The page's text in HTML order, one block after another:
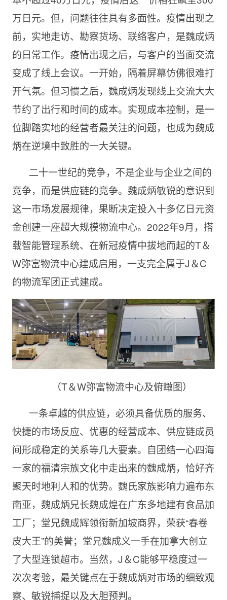
万日元。但，问题往往具有多面性。疫情出现之
前，实地走访、勘察货场、联络客户，是魏成炳
的日常工作。疫情出现之后，与客户的当面交流
变成了线上会议。一开始，隔着屏幕仿佛很难打
开气氛。但习惯之后，魏成炳发现线上交流大大
节约了出行和时间的成本。实现成本控制，是一
位脚踏实地的经营者最关注的问题，也成为魏成
炳在逆境中致胜的一大关键。
二十一世纪的竞争，不是企业与企业之间的
竞争，而是供应链的竞争。魏成炳敏锐的意识到
这一市场发展规律，果断决定投入十多亿日元资
金创建一座超大规模物流中心。2022年9月，搭
载智能管理系统、在新冠疫情中拔地而起的T＆
W弥富物流中心建成启用，一支完全属于J＆C
的物流军团正式建成。
（T＆W弥富物流中心及俯瞰图）
一条卓越的供应链，必须具备优质的服务、
快捷的市场反应、优惠的经营成本、供应链成员
间形成稳定的关系等几大要素。自团结一心四海
一家的福清宗族文化中走出来的魏成炳，恰好齐
聚天时地利人和的优势。魏氏家族影响力遍布东
南亚，魏成炳兄长魏成煌在广东多地建有食品加
工厂；堂兄魏成辉领衔新加坡商界，荣获“春卷
皮大王”的美誉；堂兄魏成义一手在加拿大创立
了大型连锁超市。当然，J＆C能够平稳度过一
次次考验，最关键点在于魏成炳对市场的细致观
察、敏锐捕捉以及大胆预判。